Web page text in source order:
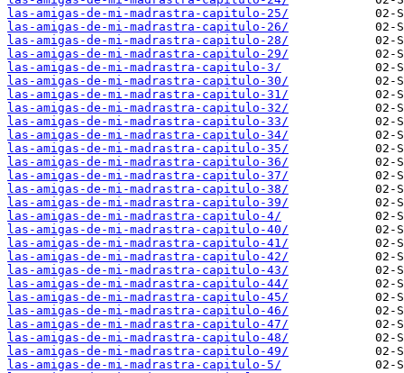
las-amigas-de-mi-madrastra-capitulo-25/
las-amigas-de-mi-madrastra-capitulo-26/
las-amigas-de-mi-madrastra-capitulo-28/
las-amigas-de-mi-madrastra-capitulo-29/
las-amigas-de-mi-madrastra-capitulo-3/
las-amigas-de-mi-madrastra-capitulo-30/
las-amigas-de-mi-madrastra-capitulo-31/
las-amigas-de-mi-madrastra-capitulo-32/
las-amigas-de-mi-madrastra-capitulo-33/
las-amigas-de-mi-madrastra-capitulo-34/
las-amigas-de-mi-madrastra-capitulo-35/
las-amigas-de-mi-madrastra-capitulo-36/
las-amigas-de-mi-madrastra-capitulo-37/
las-amigas-de-mi-madrastra-capitulo-38/
las-amigas-de-mi-madrastra-capitulo-39/
las-amigas-de-mi-madrastra-capitulo-4/
las-amigas-de-mi-madrastra-capitulo-40/
las-amigas-de-mi-madrastra-capitulo-41/
las-amigas-de-mi-madrastra-capitulo-42/
las-amigas-de-mi-madrastra-capitulo-43/
las-amigas-de-mi-madrastra-capitulo-44/
las-amigas-de-mi-madrastra-capitulo-45/
las-amigas-de-mi-madrastra-capitulo-46/
las-amigas-de-mi-madrastra-capitulo-47/
las-amigas-de-mi-madrastra-capitulo-48/
las-amigas-de-mi-madrastra-capitulo-49/
las-amigas-de-mi-madrastra-capitulo-5/